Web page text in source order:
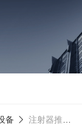
备 注射器推挤力测试仪